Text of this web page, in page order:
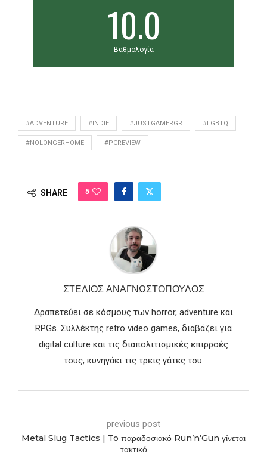
10.0
Βαθμολογία
#ADVENTURE #INDIE #JUSTGAMERGR #LGBTQ
#NOLONGERHOME #PCREVIEW
SHARE 5
ΣΤΈΛΙΟΣ ΑΝΑΓΝΩΣΤΌΠΟΥΛΟΣ
Δραπετεύει σε κόσμους των horror, adventure και
RPGs. Συλλέκτης retro video games, διαβάζει για
digital culture και τις διαπολιτισμικές επιρροές
τους, κυνηγάει τις τρεις γάτες του.
previous post
Metal Slug Tactics | To παραδοσιακό Run’n’Gun γίνεται
τακτικό